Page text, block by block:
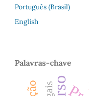
Português (Brasil)
English
Palavras-chave